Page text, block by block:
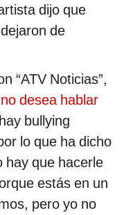
dijo que
de
“ATV Noticias”,
desea hablar
bullying
lo que ha dicho
hay que hacerle
estás en un
pero yo no